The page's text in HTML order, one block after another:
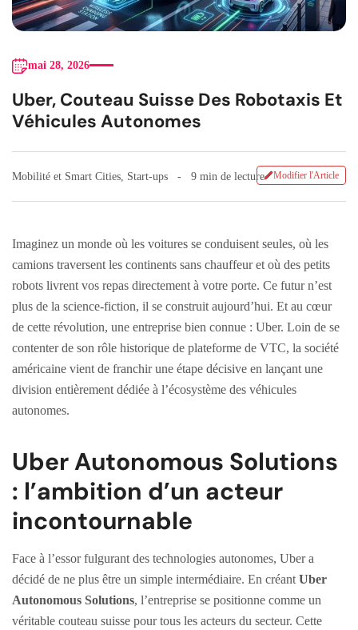
mai 28, 2026
Uber, Couteau Suisse Des Robotaxis Et
Véhicules Autonomes
Mobilité et Smart Cities Start-ups 9 min de lecture Modifier l'Article
Imaginez un monde où les voitures se conduisent seules, où les
camions traversent les continents sans chauffeur et où des petits
robots livrent vos repas directement à votre porte. Ce futur n’est
plus de la science-fiction, il se construit aujourd’hui. Et au cœur
de cette révolution, une entreprise bien connue : Uber. Loin de se
contenter de son rôle historique de plateforme de VTC, la société
américaine vient de franchir une étape décisive en lançant une
division entièrement dédiée à l’écosystème des véhicules
autonomes.
Uber Autonomous Solutions
: l’ambition d’un acteur
incontournable
Face à l’essor fulgurant des technologies autonomes, Uber a
décidé de ne plus être un simple intermédiaire. En créant Uber
Autonomous Solutions, l’entreprise se positionne comme un
véritable couteau suisse pour tous les acteurs du secteur. Cette